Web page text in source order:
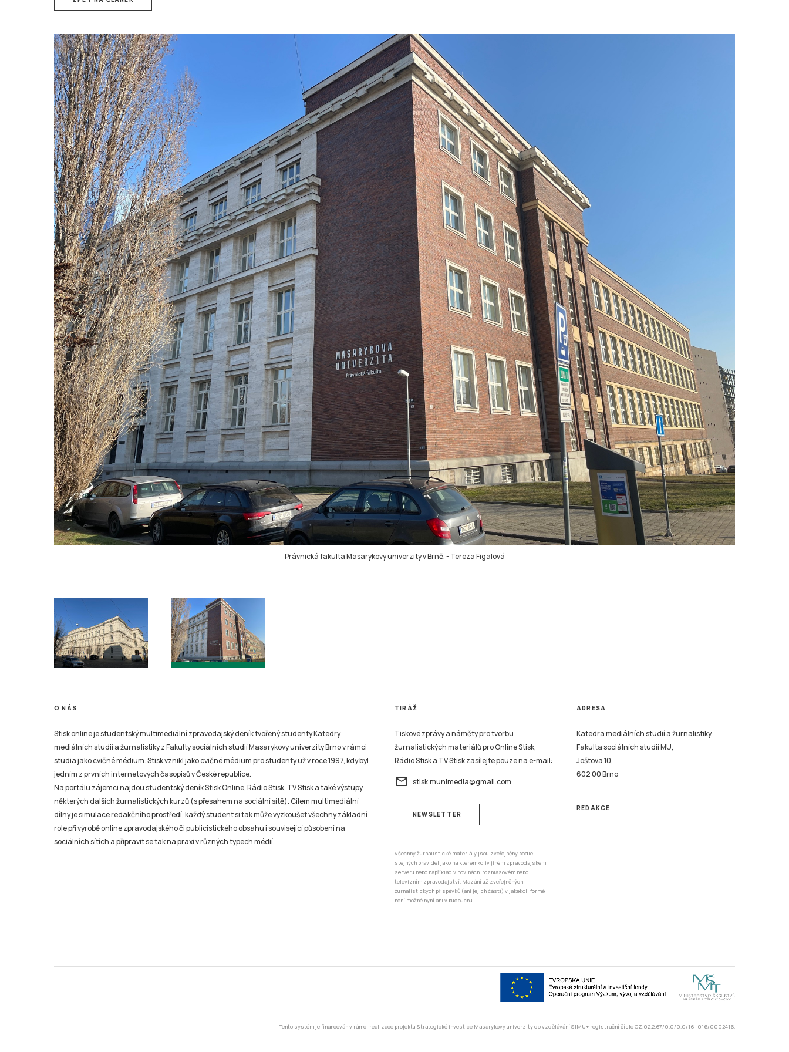
Právnická fakulta Masarykovy univerzity v Brně.-Tereza Figalová
O NÁS
Stisk online je studentský multimediální zpravodajský deník tvořený studenty Katedry
mediálních studií a žurnalistiky z Fakulty sociálních studií Masarykovy univerzity Brno v rámci
studia jako cvičné médium. Stisk vznikl jako cvičné médium pro studenty už v roce 1997, kdy byl
jedním z prvních internetových časopisů v České republice.
Na portálu zájemci najdou studentský deník Stisk Online, Rádio Stisk, TV Stisk a také výstupy
některých dalších žurnalistických kurzů (s přesahem na sociální sítě). Cílem multimediální
dílny je simulace redakčního prostředí, každý student si tak může vyzkoušet všechny základní
role při výrobě online zpravodajského či publicistického obsahu i související působení na
sociálních sítích a připravit se tak na praxi v různých typech médií.
TIRÁŽ
Tiskové zprávy a náměty pro tvorbu
žurnalistických materiálů pro Online Stisk,
Rádio Stisk a TV Stisk zasílejte pouze na e-mail:
email stisk.munimedia@gmail.com
NEWSLETTER
Všechny žurnalistické materiály jsou zveřejněny podle
stejných pravidel jako na kterémkoliv jiném zpravodajském
serveru nebo například v novinách, rozhlasovém nebo
televizním zpravodajství. Mazání už zveřejněných
žurnalistických příspěvků (ani jejich částí) v jakékoli formě
není možné nyní ani v budoucnu.
ADRESA
Katedra mediálních studií a žurnalistiky,
Fakulta sociálních studií MU,
Joštova 10,
602 00 Brno
REDAKCE
Tento systém je financován v rámci realizace projektu Strategické investice Masarykovy univerzity do vzdělávání SIMU+ registrační číslo CZ.02.2.67/0.0/0.0/16_016/0002416.